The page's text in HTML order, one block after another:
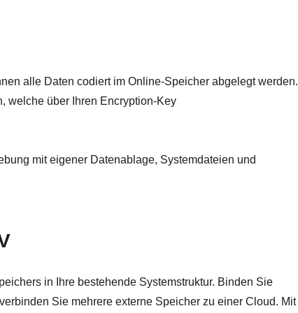
alle Daten codiert im Online-Speicher abgelegt werden.
welche über Ihren Encryption-Key
mit eigener Datenablage, Systemdateien und
in Ihre bestehende Systemstruktur. Binden Sie
Sie mehrere externe Speicher zu einer Cloud. Mit